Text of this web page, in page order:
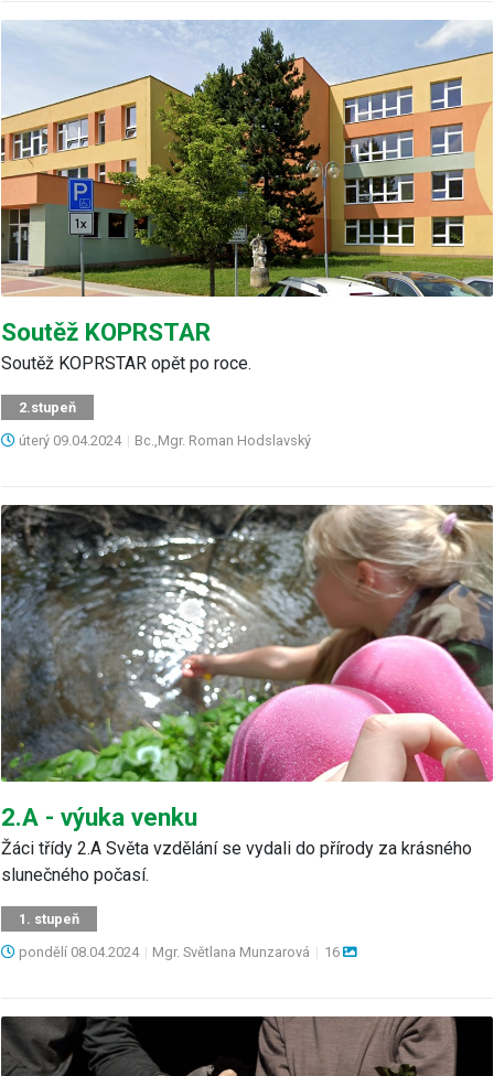
Soutěž KOPRSTAR
Soutěž KOPRSTAR opět po roce.
2.stupeň
úterý 09.04.2024 | Bc.,Mgr. Roman Hodslavský
2.A - výuka venku
Žáci třídy 2.A Světa vzdělání se vydali do přírody za krásného
slunečného počasí.
1. stupeň
pondělí 08.04.2024 | Mgr. Světlana Munzarová | 16